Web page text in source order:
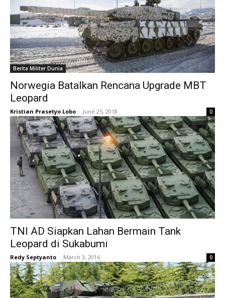
Berita Militer Dunia
Norwegia Batalkan Rencana Upgrade MBT
Leopard
Kristian Prasetyo Lobo - June 25, 2018 0
TNI AD Siapkan Lahan Bermain Tank
Leopard di Sukabumi
Redy Septyanto - March 3, 2016 0